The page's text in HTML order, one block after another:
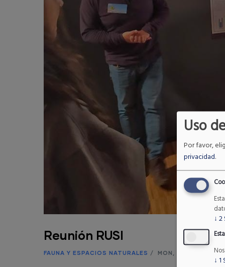
Reunión RUSI
FAUNA Y ESPACIOS NATURALES / MON, 10/10/2022 -
Uso
Por favor,
privacidad.
↓ 2
↓ 1